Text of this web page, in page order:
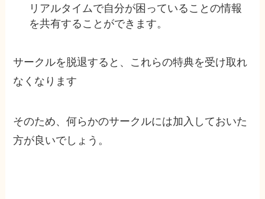
リアルタイムで自分が困っていることの情報
を共有することができます。
サークルを脱退すると、これらの特典を受け取れ
なくなります
そのため、何らかのサークルには加入しておいた
方が良いでしょう。